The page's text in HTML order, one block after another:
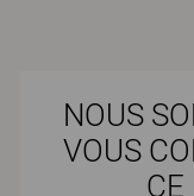
NOUS
VOUS
CE